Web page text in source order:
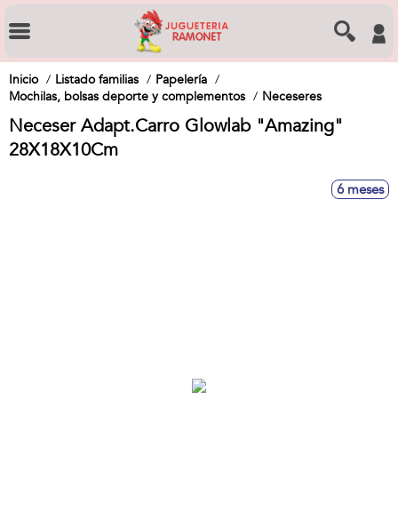
Inicio Listado familias
Papelería
Mochilas, bolsas deporte y complementos
Neceseres
Neceser Adapt.Carro Glowlab "Amazing"
28X18X10Cm
6 meses